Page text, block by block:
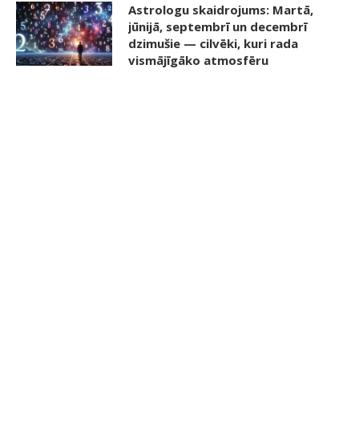
Astrologu skaidrojums: Martā,
jūnijā, septembrī un decembrī
dzimušie — cilvēki, kuri rada
vismājīgāko atmosfēru